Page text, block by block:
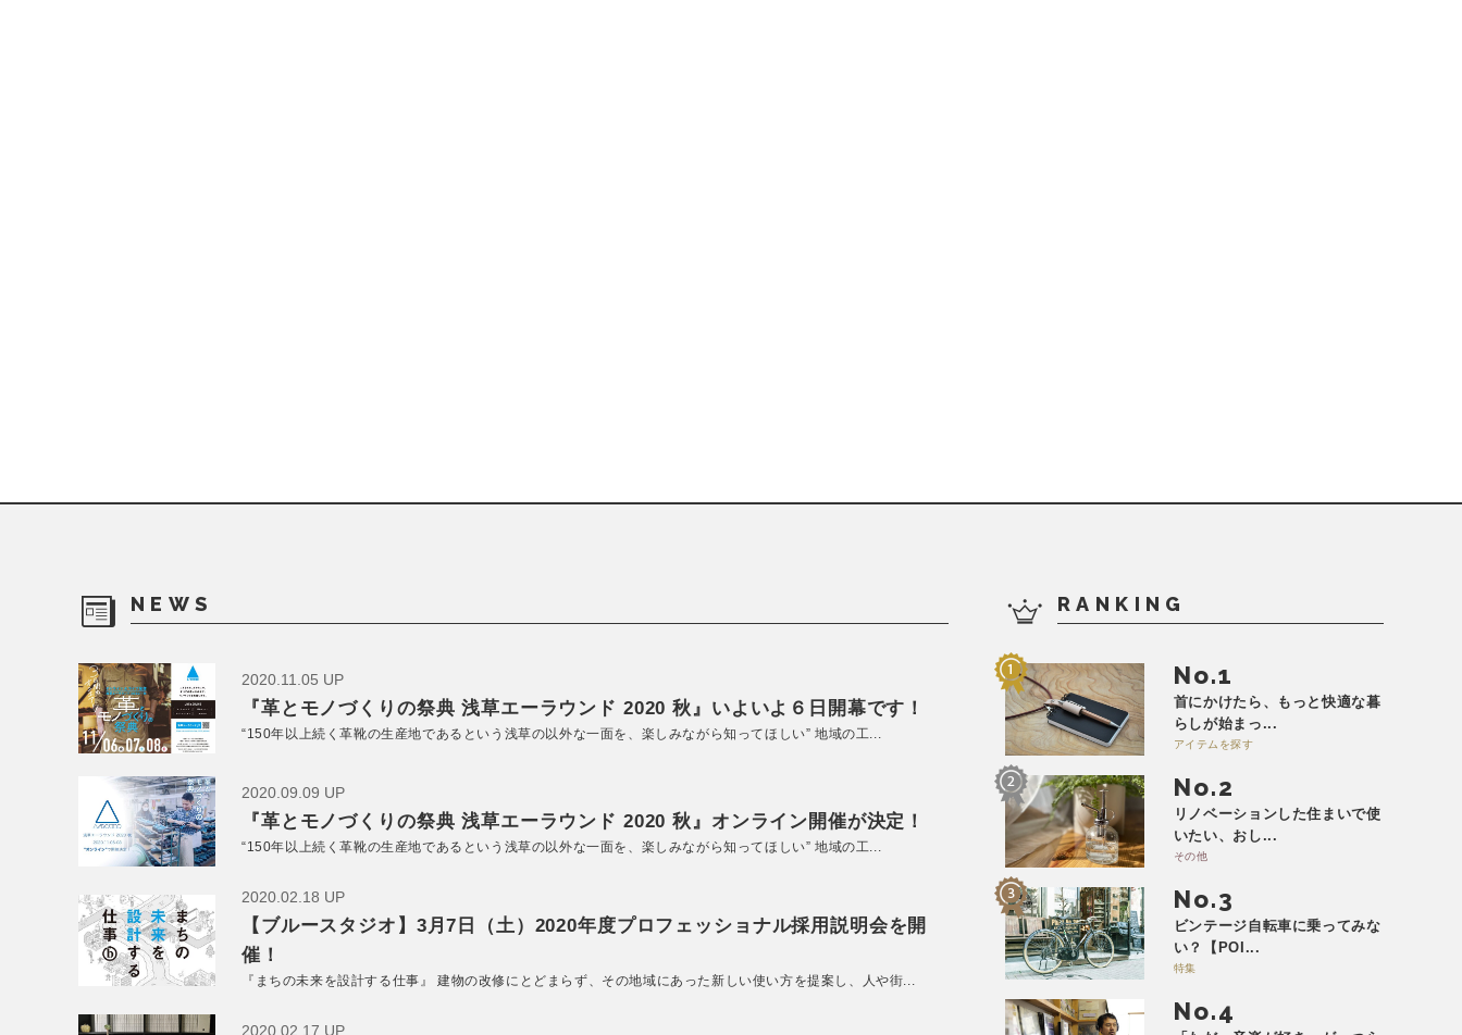
NEWS
2020.11.05 UP
『革とモノづくりの祭典 浅草エーラウンド 2020 秋』いよいよ６日開幕です！
“150年以上続く革靴の生産地であるという浅草の以外な一面を、楽しみながら知ってほしい” 地域の工...
2020.09.09 UP
『革とモノづくりの祭典 浅草エーラウンド 2020 秋』オンライン開催が決定！
“150年以上続く革靴の生産地であるという浅草の以外な一面を、楽しみながら知ってほしい” 地域の工...
2020.02.18 UP
【ブルースタジオ】3月7日（土）2020年度プロフェッショナル採用説明会を開
催！
『まちの未来を設計する仕事』 建物の改修にとどまらず、その地域にあった新しい使い方を提案し、人や街...
2020.02.17 UP
RANKING
No.
首にかけたら、もっと快適な暮
らしが始まっ...
アイテムを探す
No.
リノベーションした住まいで使
いたい、おし...
その他
No.
ビンテージ自転車に乗ってみな
い？【POI...
特集
No.